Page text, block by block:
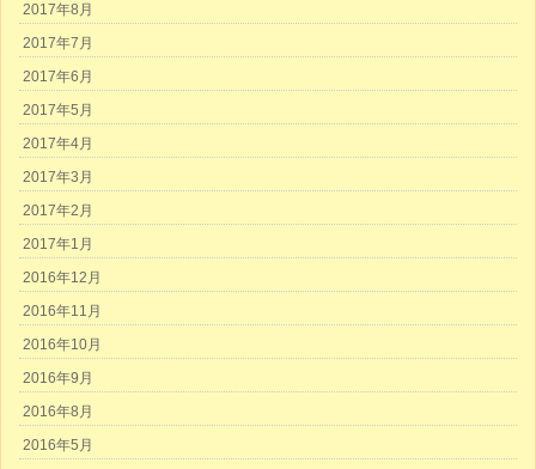
2017年8月
2017年7月
2017年6月
2017年5月
2017年4月
2017年3月
2017年2月
2017年1月
2016年12月
2016年11月
2016年10月
2016年9月
2016年8月
2016年5月